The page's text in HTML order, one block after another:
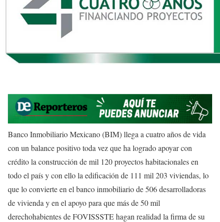
Banco Inmobiliario Mexicano (BIM) llega a cuatro años de vida
con un balance positivo toda vez que ha logrado apoyar con
crédito la construcción de mil 120 proyectos habitacionales en
todo el país y con ello la edificación de 111 mil 203 viviendas, lo
que lo convierte en el banco inmobiliario de 506 desarrolladoras
de vivienda y en el apoyo para que más de 50 mil
derechohabientes de FOVISSSTE hagan realidad la firma de su